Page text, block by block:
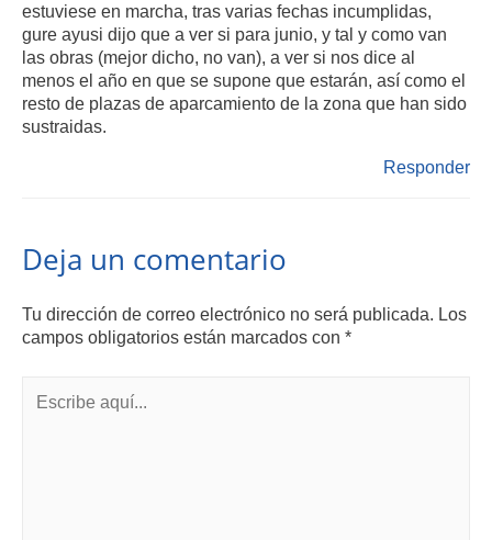
estuviese en marcha, tras varias fechas incumplidas,
gure ayusi dijo que a ver si para junio, y tal y como van
las obras (mejor dicho, no van), a ver si nos dice al
menos el año en que se supone que estarán, así como el
resto de plazas de aparcamiento de la zona que han sido
sustraidas.
Responder
Deja un comentario
Tu dirección de correo electrónico no será publicada. Los
campos obligatorios están marcados con *